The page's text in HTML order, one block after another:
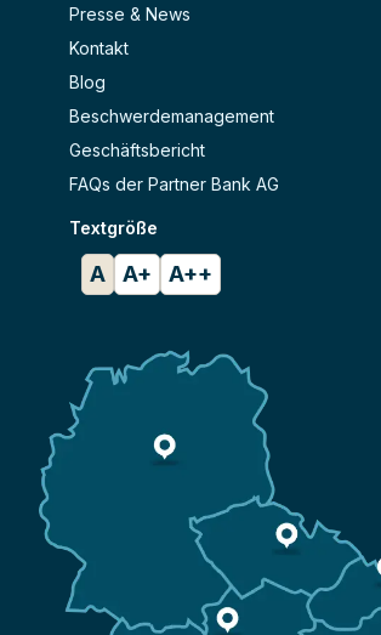
Presse & News
Kontakt
Blog
Beschwerdemanagement
Geschäftsbericht
FAQs der Partner Bank AG
Textgröße
A A+ A++